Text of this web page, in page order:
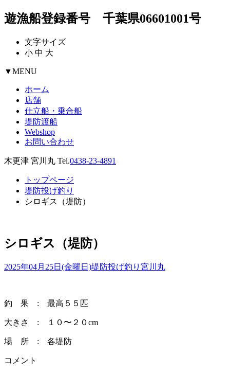
遊漁船登録番号 千葉県06601001号
文字サイズ
小 中 大
▼MENU
ホーム
店舗
仕立船・乗合船
堤防渡船
Webshop
お問い合わせ
木更津 宮川丸 Tel.0438-23-4891
トップページ
堤防投げ釣り
シロギス（堤防）
シロギス（堤防）
2025年04月25日(金曜日)堤防投げ釣り 宮川丸
釣 果 : 最高５５匹
大きさ : １０〜２０cm
場 所 : 各堤防
コメント